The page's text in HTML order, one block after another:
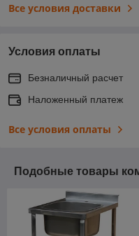
Все условия доставки
Условия оплаты
Безналичный расчет
Наложенный платеж
Все условия оплаты
Подобные товары